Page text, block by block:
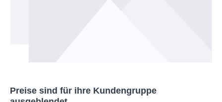
Preise sind für ihre Kundengruppe